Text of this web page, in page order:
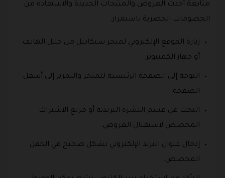
متابعة أحدث العروض والمنتجات الجديدة والاستفادة من
الخصومات الحصرية باستمرار.
زيارة الموقع الإلكتروني لمتجر سيكابيل من خلال الهاتف
أو جهاز الكمبيوتر.
التوجه إلى الصفحة الرئيسية للمتجر والتمرير إلى أسفل
الصفحة.
البحث عن قسم النشرة البريدية أو مربع الاشتراك
المخصص لاستقبال العروض.
إدخال عنوان البريد الإلكتروني بشكل صحيح في الحقل
المخصص.